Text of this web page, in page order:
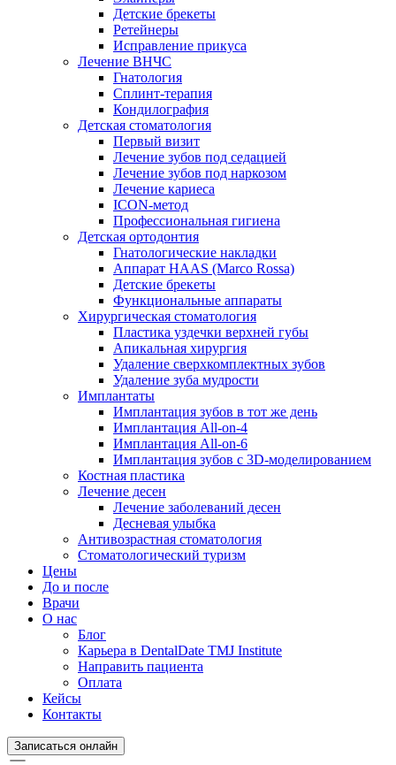
Детские брекеты
Ретейнеры
Исправление прикуса
Лечение ВНЧС
Гнатология
Сплинт-терапия
Кондилография
Детская стоматология
Первый визит
Лечение зубов под седацией
Лечение зубов под наркозом
Лечение кариеса
ICON-метод
Профессиональная гигиена
Детская ортодонтия
Гнатологические накладки
Аппарат HAAS (Marco Rossa)
Детские брекеты
Функциональные аппараты
Хирургическая стоматология
Пластика уздечки верхней губы
Апикальная хирургия
Удаление сверхкомплектных зубов
Удаление зуба мудрости
Имплантаты
Имплантация зубов в тот же день
Имплантация All-on-4
Имплантация All-on-6
Имплантация зубов с 3D-моделированием
Костная пластика
Лечение десен
Лечение заболеваний десен
Десневая улыбка
Антивозрастная стоматология
Стоматологический туризм
Цены
До и после
Врачи
О нас
Блог
Карьера в DentalDate TMJ Institute
Направить пациента
Оплата
Кейсы
Контакты
Записаться онлайн